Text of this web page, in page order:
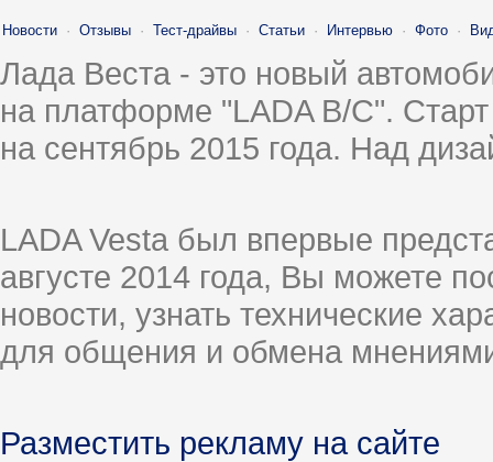
Новости · Отзывы · Тест-драйвы · Статьи · Интервью · Фото ·
Лада Веста - это новый
на платформе "LADA B/C".
на сентябрь 2015 года. Над
LADA Vesta был впервые
августе 2014 года, Вы можете
новости, узнать технические
для общения и обмена
Разместить рекламу на сайте